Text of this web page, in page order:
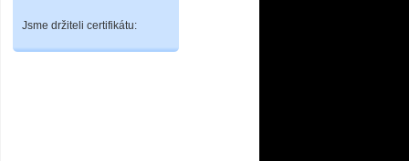
Jsme držiteli certifikátu: